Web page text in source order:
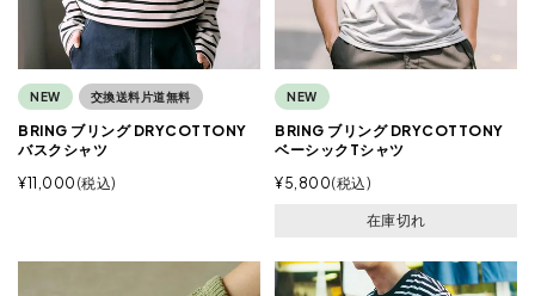
NEW 交換送料片道無料
BRING ブリング DRYCOTTONY
バスクシャツ
¥11,000 税込
NEW
BRING ブリング DRYCOTTONY
ベーシックTシャツ
¥5,800 税込
在庫切れ